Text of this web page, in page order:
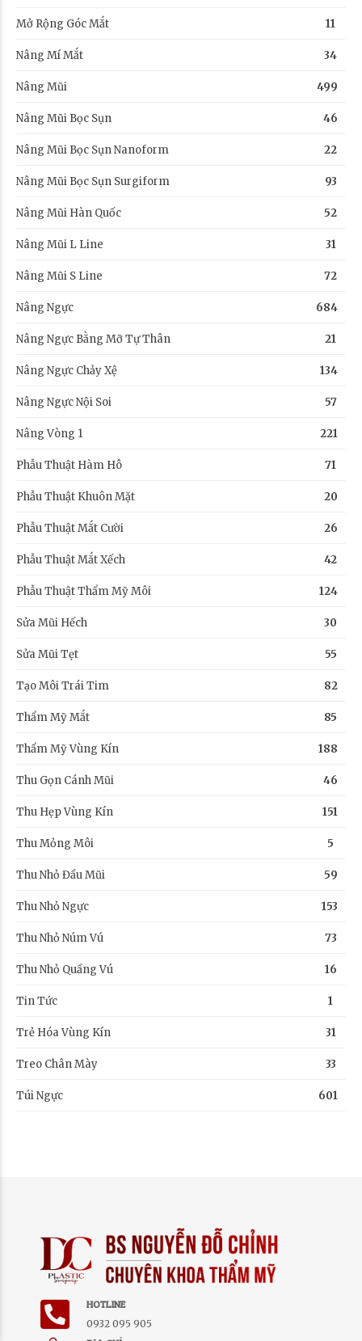
Mở Rộng Góc Mắt 11
Nâng Mí Mắt 34
Nâng Mũi 499
Nâng Mũi Bọc Sụn 46
Nâng Mũi Bọc Sụn Nanoform 22
Nâng Mũi Bọc Sụn Surgiform 93
Nâng Mũi Hàn Quốc 52
Nâng Mũi L Line 31
Nâng Mũi S Line 72
Nâng Ngực 684
Nâng Ngực Bằng Mỡ Tự Thân 21
Nâng Ngực Chảy Xệ 134
Nâng Ngực Nội Soi 57
Nâng Vòng 1 221
Phẫu Thuật Hàm Hô 71
Phẫu Thuật Khuôn Mặt 20
Phẫu Thuật Mắt Cười 26
Phẫu Thuật Mắt Xếch 42
Phẫu Thuật Thẩm Mỹ Môi 124
Sửa Mũi Hếch 30
Sửa Mũi Tẹt 55
Tạo Môi Trái Tim 82
Thẩm Mỹ Mắt 85
Thẩm Mỹ Vùng Kín 188
Thu Gọn Cánh Mũi 46
Thu Hẹp Vùng Kín 151
Thu Mỏng Môi 5
Thu Nhỏ Đầu Mũi 59
Thu Nhỏ Ngực 153
Thu Nhỏ Núm Vú 73
Thu Nhỏ Quầng Vú 16
Tin Tức 1
Trẻ Hóa Vùng Kín 31
Treo Chân Mày 33
Túi Ngực 601
HOTLINE
0932 095 905